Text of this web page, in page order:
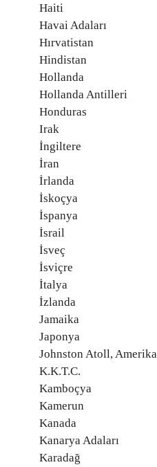
Haiti
Havai Adaları
Hırvatistan
Hindistan
Hollanda
Hollanda Antilleri
Honduras
Irak
İngiltere
İran
İrlanda
İskoçya
İspanya
İsrail
İsveç
İsviçre
İtalya
İzlanda
Jamaika
Japonya
Johnston Atoll, Amerika
K.K.T.C.
Kamboçya
Kamerun
Kanada
Kanarya Adaları
Karadağ